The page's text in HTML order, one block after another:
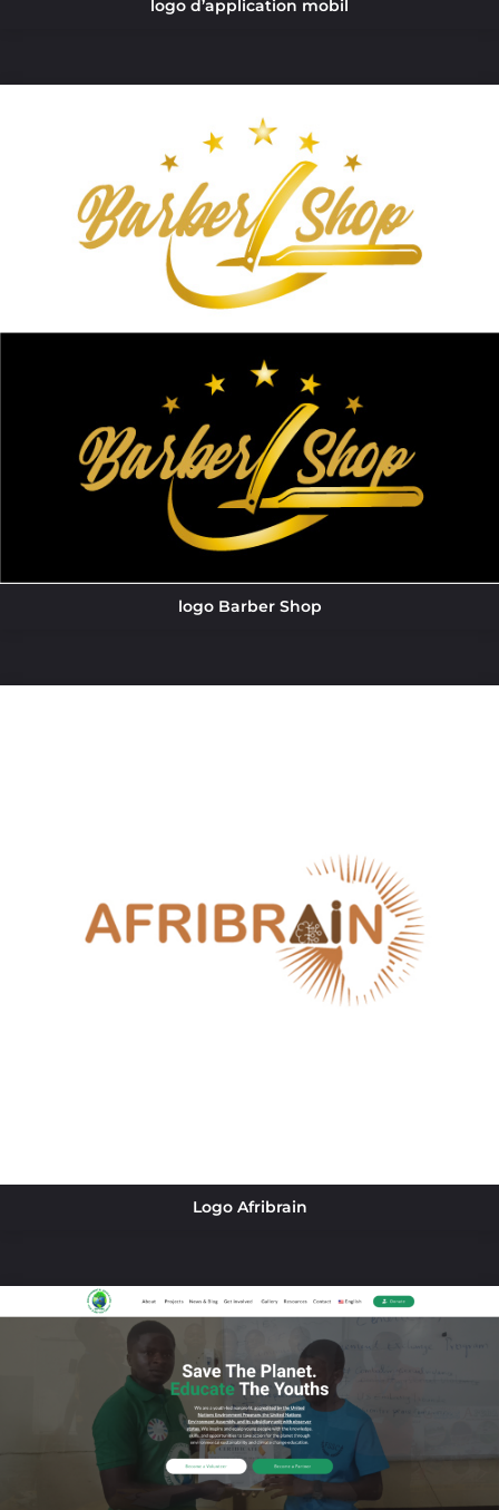
logo d’application mobil
logo Barber Shop
Logo Afribrain